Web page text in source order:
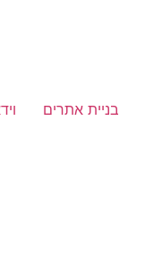
בניית אתרים